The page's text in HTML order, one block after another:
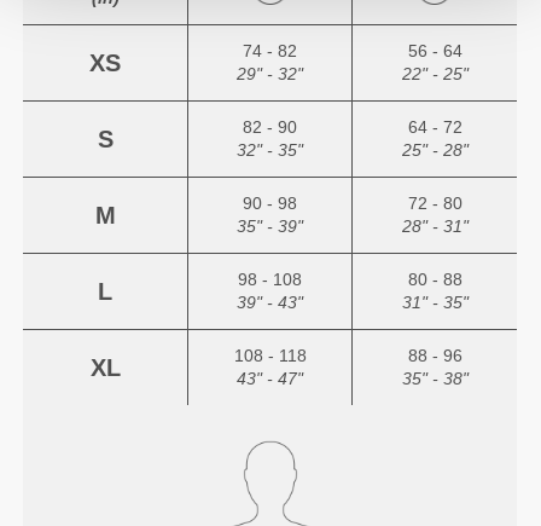
XS
74 - 82
29" - 32"
56 - 64
22" - 25"
S
82 - 90
32" - 35"
64 - 72
25" - 28"
M
90 - 98
35" - 39"
72 - 80
28" - 31"
L
98 - 108
39" - 43"
80 - 88
31" - 35"
XL
108 - 118
43" - 47"
88 - 96
35" - 38"